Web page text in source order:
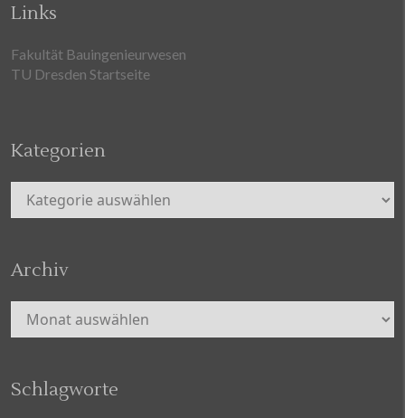
Links
Fakultät Bauingenieurwesen
TU Dresden Startseite
Kategorien
Kategorien
Archiv
Archiv
Schlagworte